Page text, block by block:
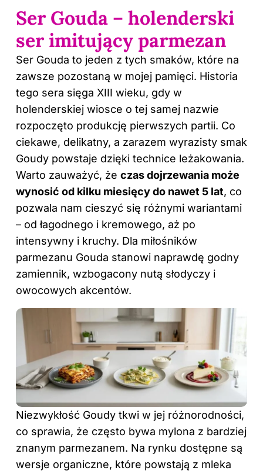
Ser Gouda – holenderski
ser imitujący parmezan
Ser Gouda to jeden z tych smaków, które na
zawsze pozostaną w mojej pamięci. Historia
tego sera sięga XIII wieku, gdy w
holenderskiej wiosce o tej samej nazwie
rozpoczęto produkcję pierwszych partii. Co
ciekawe, delikatny, a zarazem wyrazisty smak
Goudy powstaje dzięki technice leżakowania.
Warto zauważyć, że czas dojrzewania może
wynosić od kilku miesięcy do nawet 5 lat, co
pozwala nam cieszyć się różnymi wariantami
– od łagodnego i kremowego, aż po
intensywny i kruchy. Dla miłośników
parmezanu Gouda stanowi naprawdę godny
zamiennik, wzbogacony nutą słodyczy i
owocowych akcentów.
Niezwykłość Goudy tkwi w jej różnorodności,
co sprawia, że często bywa mylona z bardziej
znanym parmezanem. Na rynku dostępne są
wersje organiczne, które powstają z mleka